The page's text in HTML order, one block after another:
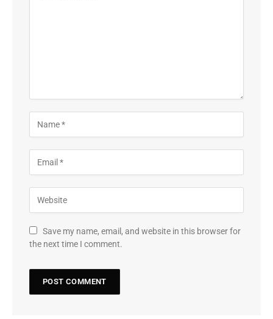
Save my name, email, and website in this browser for
the next time I comment.